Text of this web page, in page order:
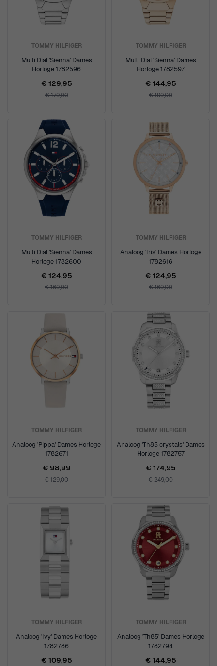
TOMMY HILFIGER
Multi Dial 'Sienna' Dames
Horloge 1782596
€ 129,95
€ 179,00
TOMMY HILFIGER
Multi Dial 'Sienna' Dames
Horloge 1782597
€ 144,95
€ 199,00
TOMMY HILFIGER
Multi Dial 'Sienna' Dames
Horloge 1782600
€ 124,95
€ 169,00
TOMMY HILFIGER
Analoog 'Iris' Dames Horloge
1782616
€ 124,95
€ 169,00
TOMMY HILFIGER
Analoog 'Pippa' Dames Horloge
1782671
€ 98,99
€ 129,00
TOMMY HILFIGER
Analoog 'Th85 crystals' Dames
Horloge 1782757
€ 174,95
€ 249,00
TOMMY HILFIGER
Analoog 'Ivy' Dames Horloge
1782786
€ 109,95
TOMMY HILFIGER
Analoog 'Th85' Dames Horloge
1782794
€ 144,95